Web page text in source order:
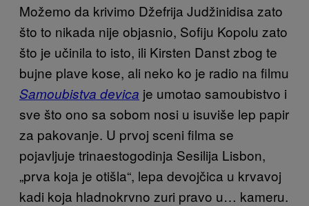
Možemo da krivimo Džefrija Judžinidisa zato
što to nikada nije objasnio, Sofiju Kopolu zato
što je učinila to isto, ili Kirsten Danst zbog te
bujne plave kose, ali neko ko je radio na filmu
Samoubistva devica je umotao samoubistvo i
sve što ono sa sobom nosi u isuviše lep papir
za pakovanje. U prvoj sceni filma se
pojavljuje trinaestogodinja Sesilija Lisbon,
„prva koja je otišla“, lepa devojčica u krvavoj
kadi koja hladnokrvno zuri pravo u… kameru.